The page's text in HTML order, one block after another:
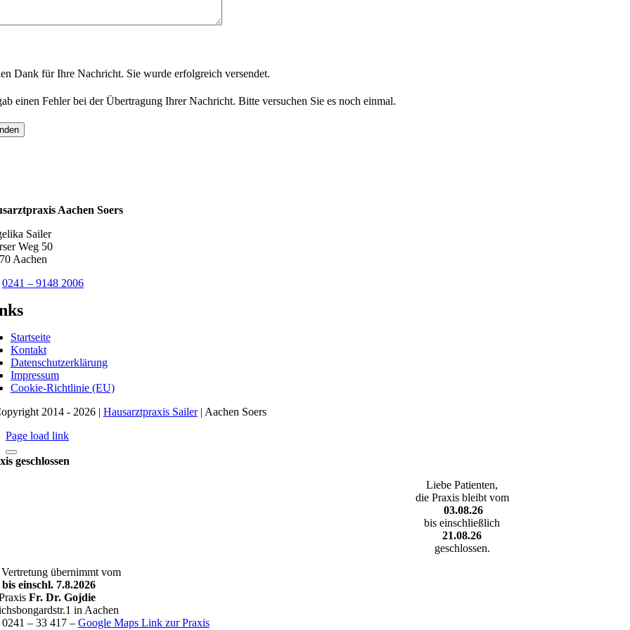
Dank für Ihre Nachricht. Sie wurde erfolgreich versendet.
einen Fehler bei der Übertragung Ihrer Nachricht. Bitte versuchen Sie es noch einmal.
Aachen Soers
Sailer
Weg 50
Aachen
0241 – 9148 2006
Startseite
Kontakt
Datenschutzerklärung
Impressum
Cookie-Richtlinie (EU)
2014 - 2026 | Hausarztpraxis Sailer| Aachen Soers
Page load link
geschlossen
Liebe Patienten,
die Praxis bleibt vom
03.08.26
bis einschließlich
21.08.26
geschlossen.
übernimmt vom
bis einschl. 7.8.2026
Fr. Dr. Gojdie
in Aachen
– 33 417 – Google Maps Link zur Praxis